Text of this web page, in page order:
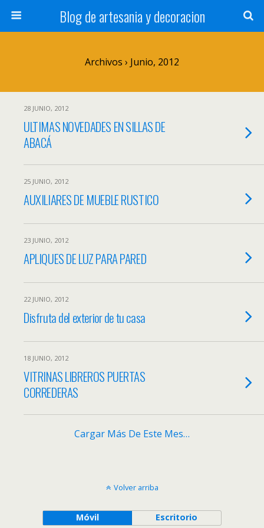
Blog de artesania y decoracion
Archivos › Junio, 2012
28 JUNIO, 2012
ULTIMAS NOVEDADES EN SILLAS DE
ABACÁ
25 JUNIO, 2012
AUXILIARES DE MUEBLE RUSTICO
23 JUNIO, 2012
APLIQUES DE LUZ PARA PARED
22 JUNIO, 2012
Disfruta del exterior de tu casa
18 JUNIO, 2012
VITRINAS LIBREROS PUERTAS
CORREDERAS
Cargar Más De Este Mes…
Volver arriba
Móvil Escritorio